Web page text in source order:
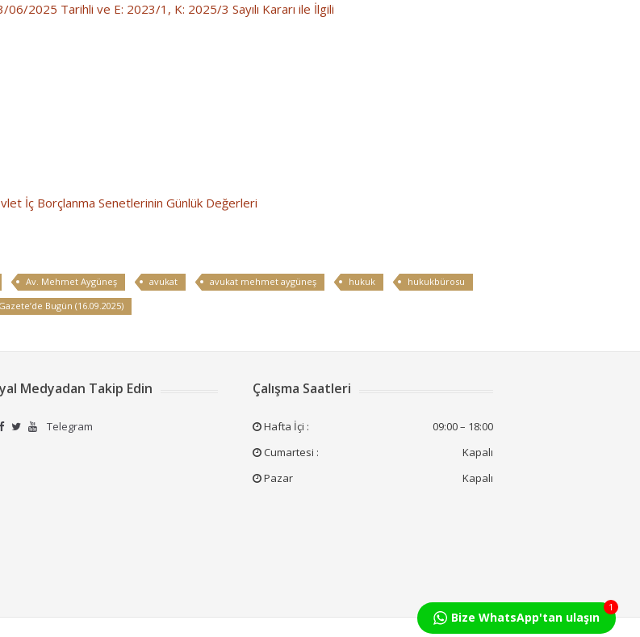
2025 Tarihli ve E: 2023/1, K: 2025/3 Sayılı Kararı ile İlgili
İç Borçlanma Senetlerinin Günlük Değerleri
Av. Mehmet Aygüneş avukat avukat mehmet aygüneş hukuk
hukukbürosu
Bugün (16.09.2025)
Medyadan Takip Edin
Telegram
Çalışma Saatleri
Hafta İçi :
09:00 – 18:00
Cumartesi :
Kapalı
Pazar
Kapalı
Bize WhatsApp'tan ulaşın
1